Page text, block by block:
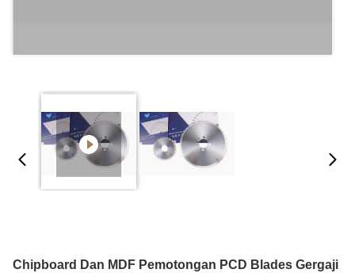
Chipboard Dan MDF Pemotongan PCD Blades Gergaji